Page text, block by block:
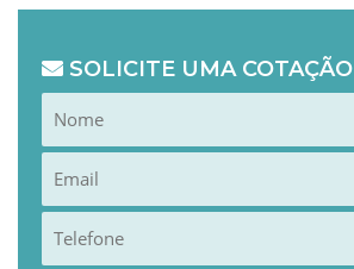
SOLICITE UMA COTAÇÃO